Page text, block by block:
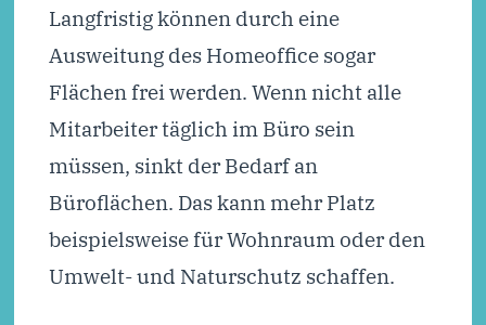
Langfristig können durch eine
Ausweitung des Homeoffice sogar
Flächen frei werden. Wenn nicht alle
Mitarbeiter täglich im Büro sein
müssen, sinkt der Bedarf an
Büroflächen. Das kann mehr Platz
beispielsweise für Wohnraum oder den
Umwelt- und Naturschutz schaffen.